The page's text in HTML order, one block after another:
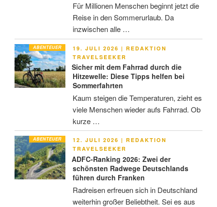
Für Millionen Menschen beginnt jetzt die
Reise in den Sommerurlaub. Da
inzwischen alle …
ABENTEUER
VERÖFFENTLICHT
AM
19. JULI 2026 | REDAKTION
TRAVELSEEKER
Sicher mit dem Fahrrad durch die
Hitzewelle: Diese Tipps helfen bei
Sommerfahrten
Kaum steigen die Temperaturen, zieht es
viele Menschen wieder aufs Fahrrad. Ob
kurze …
ABENTEUER
VERÖFFENTLICHT
AM
12. JULI 2026 | REDAKTION
TRAVELSEEKER
ADFC-Ranking 2026: Zwei der
schönsten Radwege Deutschlands
führen durch Franken
Radreisen erfreuen sich in Deutschland
weiterhin großer Beliebtheit. Sei es aus